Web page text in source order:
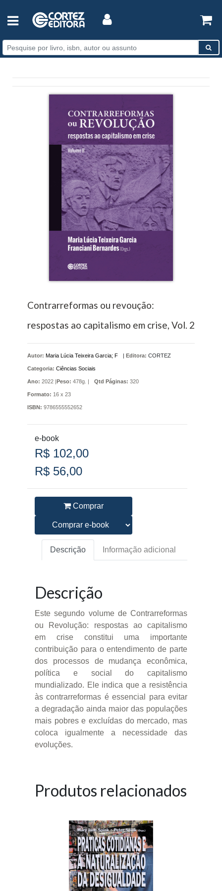
Contrarreformas ou revoução:
respostas ao capitalismo em crise, Vol. 2
Autor: Maria Lúcia Teixeira Garcia; F Editora: CORTEZ
Categoria: Ciências Sociais
Ano: 2022 | Peso: 478g. | Qtd Páginas: 320
Formato: 16 x 23
ISBN: 9786555552652
e-book
R$ 102,00
R$ 56,00
Comprar
Descrição Informação adicional
Descrição
Este segundo volume de Contrarreformas
ou Revolução: respostas ao capitalismo
em crise constitui uma importante
contribuição para o entendimento de parte
dos processos de mudança econômica,
política e social do capitalismo
mundializado. Ele indica que a resistência
às contrarreformas é essencial para evitar
a degradação ainda maior das populações
mais pobres e excluídas do mercado, mas
coloca igualmente a necessidade das
evoluções.
Produtos relacionados